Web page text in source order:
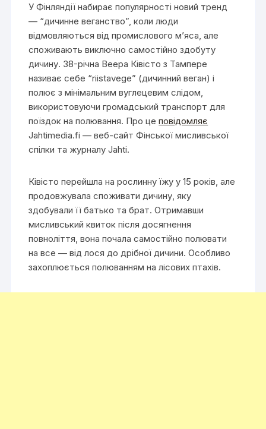
У Фінляндії набирає популярності новий тренд
— “дичинне веганство”, коли люди
відмовляються від промислового м’яса, але
споживають виключно самостійно здобуту
дичину. 38-річна Веера Ківісто з Тампере
називає себе “riistavege” (дичинний веган) і
полює з мінімальним вуглецевим слідом,
використовуючи громадський транспорт для
поїздок на полювання. Про цеповідомляє
Jahtimedia.fi — веб-сайт Фінської мисливської
спілки та журналу Jahti.
Ківісто перейшла на рослинну їжу у 15 років, але
продовжувала споживати дичину, яку
здобували її батько та брат. Отримавши
мисливський квиток після досягнення
повноліття, вона почала самостійно полювати
на все — від лося до дрібної дичини. Особливо
захоплюється полюванням на лісових птахів.